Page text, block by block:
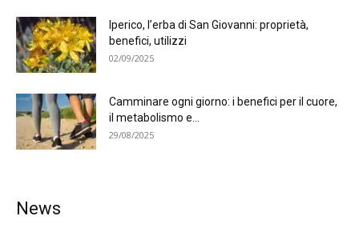
Iperico, l’erba di San Giovanni: proprietà,
benefici, utilizzi
02/09/2025
Camminare ogni giorno: i benefici per il cuore,
il metabolismo e...
29/08/2025
News